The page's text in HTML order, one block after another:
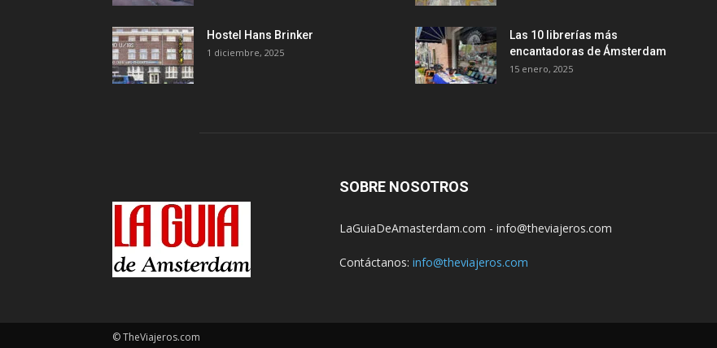
Hostel Hans Brinker
1 diciembre, 2025
Las 10 librerías más
encantadoras de Ámsterdam
15 enero, 2025
SOBRE NOSOTROS
LaGuiaDeAmasterdam.com - info@theviajeros.com
Contáctanos: info@theviajeros.com
© TheViajeros.com